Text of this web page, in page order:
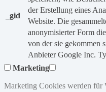
_gid
der Erstellung eines
Website. Die
anonymisierter Form
von der sie gekommen
Anbieter Google Inc.
Marketing
Marketing Cookies werden für